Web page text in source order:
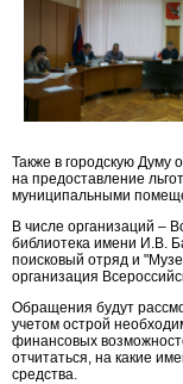
Также в городскую Думу
на предоставление
муниципальными
В числе организаций –
библиотека имени И.В.
поисковый отряд и
организация
Обращения будут
учетом острой
финансовых
отчитаться, на какие
средства.